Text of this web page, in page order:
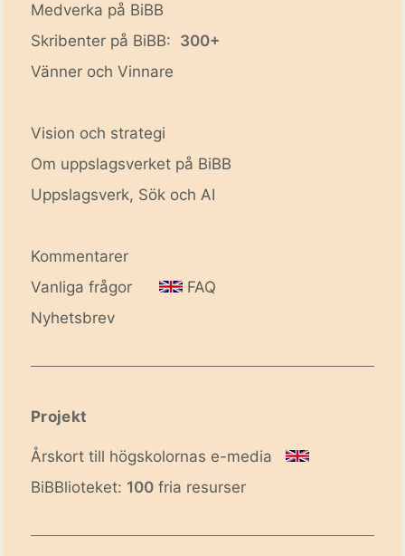
Medverka på BiBB
Skribenter på BiBB: 300+
Vänner och Vinnare
Vision och strategi
Om uppslagsverket på BiBB
Uppslagsverk, Sök och AI
Kommentarer
Vanliga frågor
FAQ
Nyhetsbrev
Projekt
Årskort till högskolornas e-media
BiBBlioteket: 100 fria resurser